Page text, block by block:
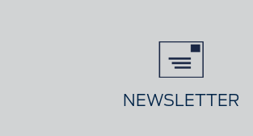
NEWSLETTER